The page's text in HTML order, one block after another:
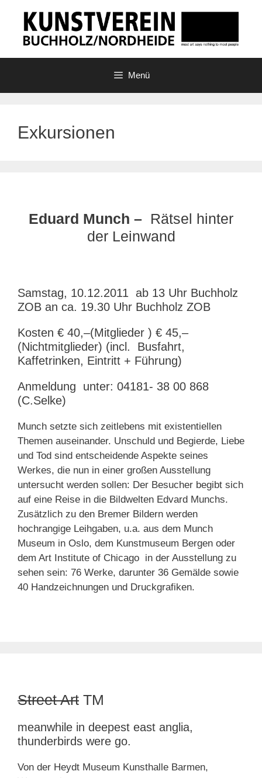
springen
Menü
Exkursionen
Eduard Munch – Rätsel hinter
der Leinwand
Samstag, 10.12.2011 ab 13 Uhr Buchholz
ZOB an ca. 19.30 Uhr Buchholz ZOB
Kosten € 40,–(Mitglieder ) € 45,–
(Nichtmitglieder) (incl. Busfahrt,
Kaffetrinken, Eintritt + Führung)
Anmeldung unter: 04181- 38 00 868
(C.Selke)
Munch setzte sich zeitlebens mit existentiellen
Themen auseinander. Unschuld und Begierde, Liebe
und Tod sind entscheidende Aspekte seines
Werkes, die nun in einer großen Ausstellung
untersucht werden sollen: Der Besucher begibt sich
auf eine Reise in die Bildwelten Edvard Munchs.
Zusätzlich zu den Bremer Bildern werden
hochrangige Leihgaben, u.a. aus dem Munch
Museum in Oslo, dem Kunstmuseum Bergen oder
dem Art Institute of Chicago in der Ausstellung zu
sehen sein: 76 Werke, darunter 36 Gemälde sowie
40 Handzeichnungen und Druckgrafiken.
Street Art TM
meanwhile in deepest east anglia,
thunderbirds were go.
Von der Heydt Museum Kunsthalle Barmen,